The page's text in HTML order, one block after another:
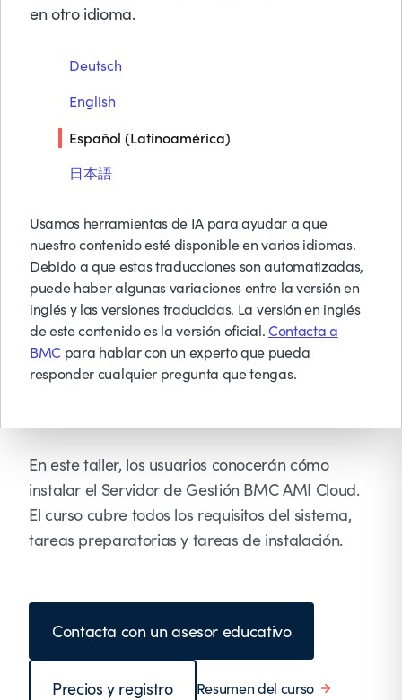
en otro idioma.
Deutsch
English
Español (Latinoamérica)
日本語
Usamos herramientas de IA para ayudar a que
nuestro contenido esté disponible en varios idiomas.
Debido a que estas traducciones son automatizadas,
puede haber algunas variaciones entre la versión en
inglés y las versiones traducidas. La versión en inglés
de este contenido es la versión oficial.Contacta a
BMC para hablar con un experto que pueda
responder cualquier pregunta que tengas.
BMC AMI Cloud 4:
Instalación de Servidor de
Gestión (Workshop)
BMC AMI Cloud están un conjunto de productos
construidos sobre una plataforma escalable,
acelera tu viaje basado en datos hacia la nube.
La plataforma BMC AMI Nube de Datos
consolida la funcionalidad de múltiples
productos de almacenamiento, copia de
seguridad y gestión de cintas en una única
solución secundaria de gestión de datos definida
En este taller, los usuarios conocerán cómo
instalar el Servidor de Gestión BMC AMI Cloud.
El curso cubre todos los requisitos del sistema,
tareas preparatorias y tareas de instalación.
Contacta con un asesor educativo
Precios y registro Resumen del curso